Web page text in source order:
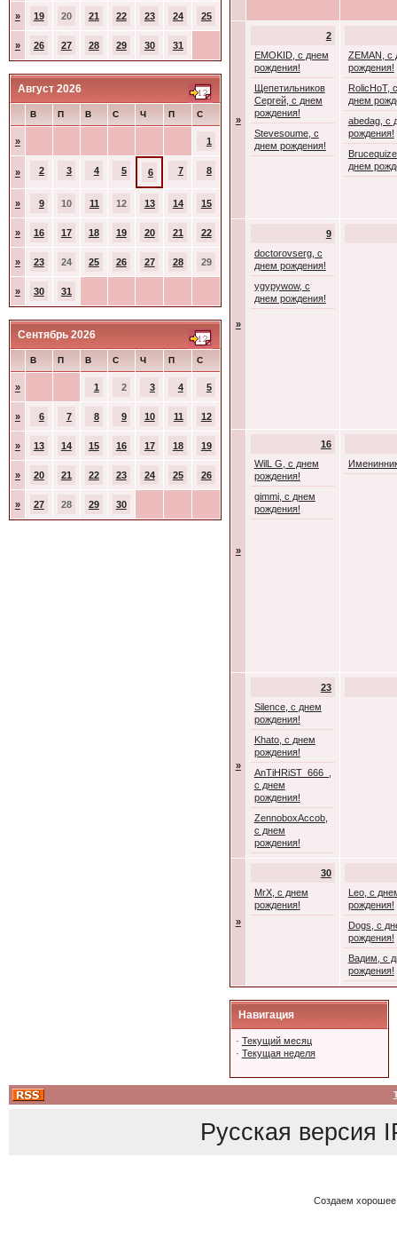
» 19 20 21 22 23 24 25
» 26 27 28 29 30 31
Август 2026
В П В С Ч П С
» 1
» 2 3 4 5 6 7 8
» 9 10 11 12 13 14 15
» 16 17 18 19 20 21 22
» 23 24 25 26 27 28 29
» 30 31
Сентябрь 2026
В П В С Ч П С
» 1 2 3 4 5
» 6 7 8 9 10 11 12
» 13 14 15 16 17 18 19
» 20 21 22 23 24 25 26
» 27 28 29 30
»
2
EMOKID, с днем
рождения!
Щепетильников
Сергей, с днем
рождения!
Stevesoume, с
днем рождения!
ZEMAN, с
рождения!
RolicHoT, с
днем
abedag, с
рождения!
днем
»
9
doctorovserg, с
днем рождения!
ygypywow, с
днем рождения!
»
16
WilL G, с днем
рождения!
gimmi, с днем
рождения!
»
23
Silence, с днем
рождения!
Khato, с днем
рождения!
AnTiHRiST_666_,
с днем
рождения!
ZennoboxAccob,
с днем
рождения!
»
30
MrX, с днем
рождения!
Leo, с
рождения!
Dogs, с
рождения!
Вадим, с
рождения!
Навигация
· Текущий месяц
· Текущая неделя
Русская версия
Создаем